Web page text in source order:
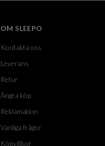
OM SLEEPO
Kontakta oss
Leverans
Retur
Ångra köp
Reklamation
Vanliga frågor
Köpvillkor